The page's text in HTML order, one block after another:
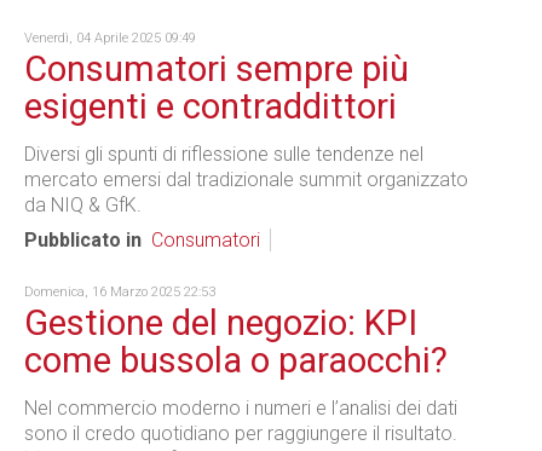
Venerdì, 04 Aprile 2025 09:49
Consumatori sempre più
esigenti e contraddittori
Diversi gli spunti di riflessione sulle tendenze nel
mercato emersi dal tradizionale summit organizzato
da NIQ & GfK.
Pubblicato in Consumatori
Domenica, 16 Marzo 2025 22:53
Gestione del negozio: KPI
come bussola o paraocchi?
Nel commercio moderno i numeri e l’analisi dei dati
sono il credo quotidiano per raggiungere il risultato.